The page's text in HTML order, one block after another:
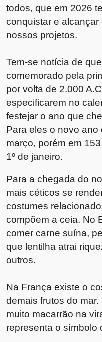
todos, que em 2026
conquistar e
nossos projetos.
Tem-se notícia de
comemorado pela
por volta de 2.000
especificarem no
festejar o ano que
Para eles o novo ano
março, porém em
1º de janeiro.
Para a chegada do
mais céticos se
costumes
compõem a ceia. No
comer carne suína,
que lentilha atrai
outros.
Na França existe o
demais frutos do
muito macarrão na
representa o símbolo